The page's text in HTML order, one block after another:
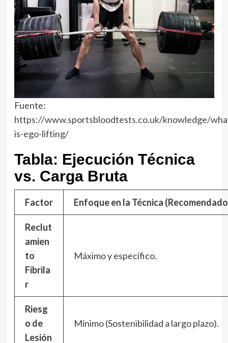
Fuente:
https://www.sportsbloodtests.co.uk/knowledge/
is-ego-lifting/
Tabla: Ejecución Técnica
vs. Carga Bruta
Factor Enfoque en la Técnica
Reclut
amien
to
Fibrila
r
Máximo y específico.
Riesg
o de
Lesión
Mínimo (Sostenibilidad a largo plazo).